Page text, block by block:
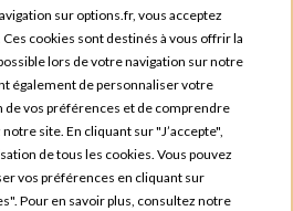
ROUEN
du Clos Tellier
Etienne-du-Rouvray
FRANCE
:+33 2 35 08 38 53
TOULOUSE
ZAC de Saint-Martin du Touch
Toulouse
sur options.fr, vous acceptez
cookies sont destinés à vous offrir la
lors de votre navigation sur notre
également de personnaliser votre
de vos préférences et de comprendre
site. En cliquant sur "J’accepte",
de tous les cookies. Vous pouvez
vos préférences en cliquant sur
Pour en savoir plus, consultez notre